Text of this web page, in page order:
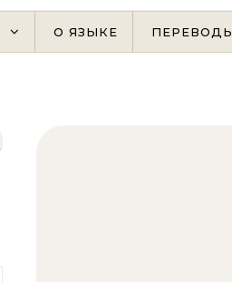
О ЯЗЫКЕ